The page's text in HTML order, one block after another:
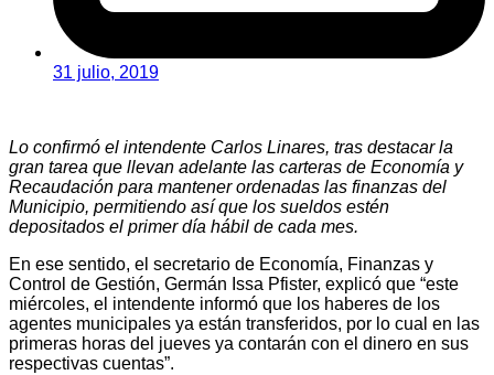
31 julio, 2019
Lo confirmó el intendente Carlos Linares, tras destacar la
gran tarea que llevan adelante las carteras de Economía y
Recaudación para mantener ordenadas las finanzas del
Municipio, permitiendo así que los sueldos estén
depositados el primer día hábil de cada mes.
En ese sentido, el secretario de Economía, Finanzas y
Control de Gestión, Germán Issa Pfister, explicó que “este
miércoles, el intendente informó que los haberes de los
agentes municipales ya están transferidos, por lo cual en las
primeras horas del jueves ya contarán con el dinero en sus
respectivas cuentas”.